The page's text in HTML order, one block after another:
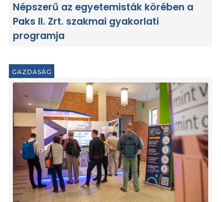
Népszerű az egyetemisták körében a
Paks II. Zrt. szakmai gyakorlati
programja
GAZDASÁG